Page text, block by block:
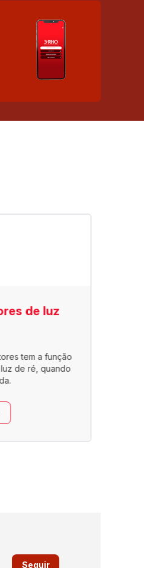
de luz
tem a função
de ré, quando
Seguir